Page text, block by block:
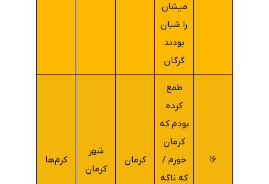
میشان
را شبان
بودند
گرگان
۱۶
طمع
کرده
بودم که
کرمان
خورم /
که ناگه
کرمان
شهر
کرمان
کرم‌ها